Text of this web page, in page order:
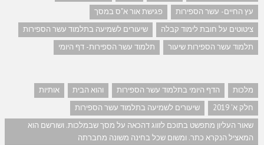
עץ החיים- עשר הספירות
פגישת אור א"ס במסך
ציטוטים על חובת לימוד קבלה
שיעורים לשמיעה בתלמוד עשר הספירות
תלמוד עשר הספירות שיעור
תלמוד עשר הספירות- דף היומי
מלכות הדף היומי בתלמוד עשר הספירות והוא הבית
אותיות
חלק א' 2019
שיעורים לשמיעה בתלמוד עשר הספירות
שאור העליון מתפשט בתוכם לזווג דהכאה על מסך שבמלכות. ושורשם הוא
המאציל הנקרא כתר. ומשום שכל בחינה משונה מחברתה